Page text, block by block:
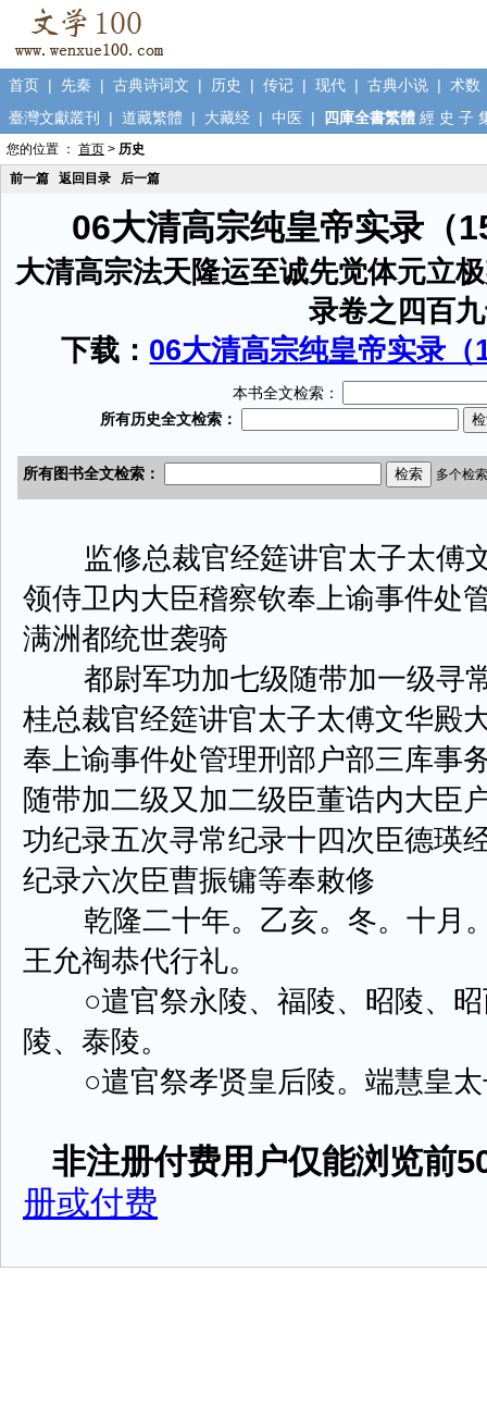
首页 | 先秦 | 古典诗词文 | 历史 | 传记 | 现代 | 古典小说 | 术数
臺灣文獻叢刊
| 道藏繁體 | 大藏经 | 中医 | 四庫全書繁體 經 史 子
您的位置 ： 首页 > 历史
前一篇
返回目录 后一篇
06大清高宗纯皇帝实录（
大清高宗法天隆运至诚先觉体元立
录卷之四百
下载： 06大清高宗纯皇帝实录
本书全文检索：
监修总裁官经筵讲官太子太傅
领侍卫内大臣稽察钦奉上谕事件处
满洲都统世袭骑
都尉军功加七级随带加一级寻
桂总裁官经筵讲官太子太傅文华殿
奉上谕事件处管理刑部户部三库事
随带加二级又加二级臣董诰内大臣
功纪录五次寻常纪录十四次臣德瑛
纪录六次臣曹振镛等奉敕修
乾隆二十年。乙亥。冬。十月
王允祹恭代行礼。
○遣官祭永陵、福陵、昭陵、昭
陵、泰陵。
○遣官祭孝贤皇后陵。端慧皇太
非注册付费用户仅能浏览前
册或付费